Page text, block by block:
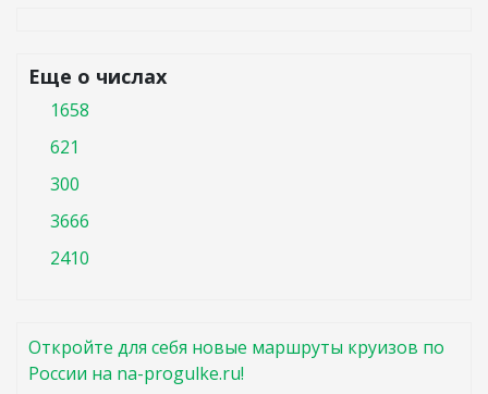
Еще о числах
1658
621
300
3666
2410
Откройте для себя новые маршруты круизов по
России на na-progulke.ru!